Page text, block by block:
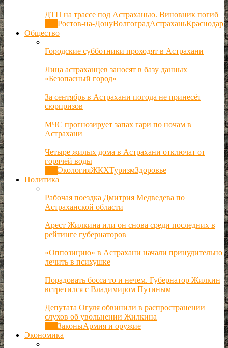
ДТП на трассе под Астраханью. Виновник погиб
Ростов-на-ДонуВолгоградАстраханьКраснодар
Общество
Городские субботники проходят в Астрахани
Лица астраханцев заносят в базу данных
«Безопасный город»
За сентябрь в Астрахани погода не принесёт
сюрпризов
МЧС прогнозирует запах гари по ночам в
Астрахани
Четыре жилых дома в Астрахани отключат от
горячей воды
ЭкологияЖКХТуризмЗдоровье
Политика
Рабочая поездка Дмитрия Медведева по
Астраханской области
Арест Жилкина или он снова среди последних в
рейтинге губернаторов
«Оппозицию» в Астрахани начали принудительно
лечить в психушке
Порадовать босса то и нечем. Губернатор Жилкин
встретился с Владимиром Путиным
Депутата Огуля обвинили в распространении
слухов об увольнении Жилкина
ЗаконыАрмия и оружие
Экономика